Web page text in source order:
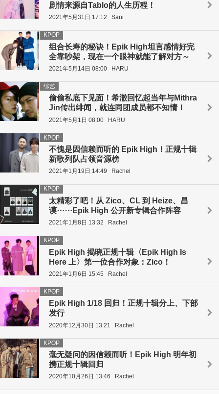
剧情来源自Tablo的人生历程！
2021年5月31日 17:12 Sani
组合长寿的秘诀！Epik High坦言感情好完
全靠吵架，现在一个眼神就能了解对方～
KPOP
2021年5月14日 08:00 HARU
偷偷私底下见面！希澈回忆起当年与Mithra
Jin传出绯闻，就连同团成员都不知情！
综艺
2021年5月1日 08:00 HARU
不愧是因信赖而听的 Epik High！正规十辑
新歌列队占领音源榜
KPOP
2021年1月19日 14:49 Rachel
太精彩了吧！从 Zico、CL 到 Heize、昌
谟⋯⋯Epik High 公开新专辑合作阵容
KPOP
2021年1月8日 13:32 Rachel
Epik High 揭晓正规十辑〈Epik High Is
Here 上〉第一位合作对象：Zico！
KPOP
2021年1月6日 15:45 Rachel
Epik High 1/18 回归！正规十辑分上、下部
发行
KPOP
2020年12月30日 13:21 Rachel
毫无疑问的因信赖而听！Epik High 明年初
携正规十辑回归
KPOP
2020年10月26日 13:46 Rachel